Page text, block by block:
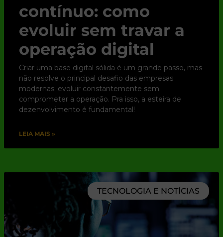
contínuo: como
evoluir sem travar a
operação digital
Criar uma base digital sólida é um grande passo, mas
não resolve o principal desafio das empresas
modernas: evoluir constantemente sem
comprometer a operação. Pra isso, a esteira de
dezenvolvimento é fundamental!
LEIA MAIS »
TECNOLOGIA E NOTÍCIAS